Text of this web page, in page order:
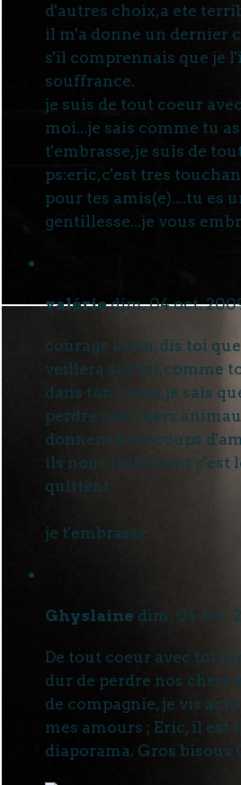
d'autres choix,a ete
il m'a donne un dernier
s'il comprennais que je
souffrance.
je suis de tout coeur
moi...je sais comme tu
t'embrasse,je suis de
ps:eric,c'est tres
pour tes amis(e)....tu es
gentillesse...je vous
valériedim. 04 oct.
courage kitou,dis toi
veillera sur toi,comme
dans ton coeur,je sais
perdre nos chers
donnent beaucoups
ils nous trahissent c'est
quittent
je t'embrasse
Ghyslaine dim. 04 oct.
De tout coeur avec toi
dur de perdre nos chers
de compagnie, je vis
mes amours ; Eric, il est
diaporama. Gros bisous